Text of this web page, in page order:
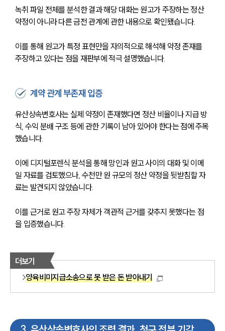
녹취 파일 전체를 분석한 결과 해당 대화는 원고가 주장하는 정산
약정이 아니라 다른 금전 관계에 관한 내용으로 확인됐습니다.
이를 통해 원고가 특정 표현만을 자의적으로 해석해 약정 존재를
주장하고 있다는 점을 재판부에 적극 설명했습니다.
계약 관계 부존재 입증
유산상속변호사는 실제 약정이 존재했다면 정산 비율이나 지급 방
식, 수익 분배 구조 등에 관한 기록이 남아 있어야 한다는 점에 주목
했습니다.
이에 디지털포렌식 분석을 통해 망인과 원고 사이의 대화 및 이메
일 자료를 검토했으나, 수천만 원 규모의 정산 약정을 뒷받침할 자
료는 발견되지 않았습니다.
이를 근거로 원고 주장 자체가 객관적 근거를 갖추지 못했다는 점
을 입증했습니다.
더보기
양육비미지급소송으로 못 받은 돈 받아내기